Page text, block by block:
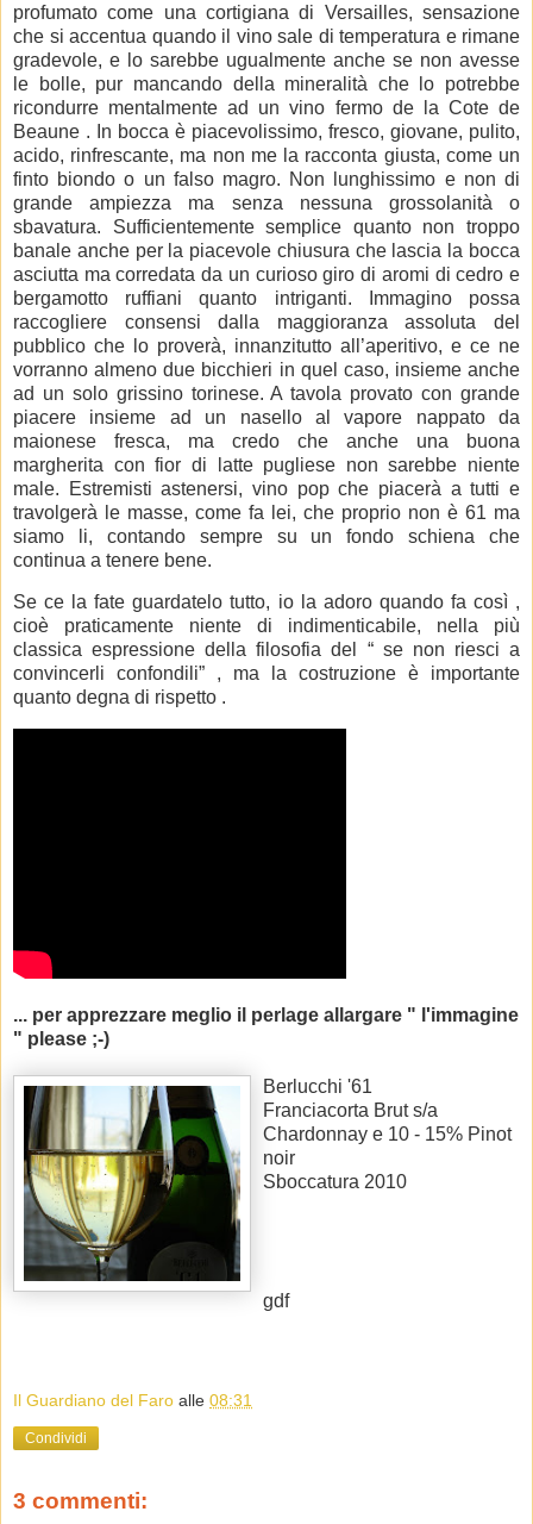
profumato come una cortigiana di Versailles, sensazione
che si accentua quando il vino sale di temperatura e rimane
gradevole, e lo sarebbe ugualmente anche se non avesse
le bolle, pur mancando della mineralità che lo potrebbe
ricondurre mentalmente ad un vino fermo de
la Cotede
Beaune . In bocca è piacevolissimo, fresco, giovane, pulito,
acido, rinfrescante, ma non me la racconta giusta, come un
finto biondo o un falso magro. Non lunghissimo e non di
grande ampiezza ma senza nessuna grossolanità o
sbavatura. Sufficientemente semplice quanto non troppo
banale anche per la piacevole chiusura che lascia la bocca
asciutta ma corredata da un curioso giro di aromi di cedro e
bergamotto ruffiani quanto intriganti. Immagino possa
raccogliere consensi dalla maggioranza assoluta del
pubblico che lo proverà, innanzitutto all’aperitivo, e ce ne
vorranno almeno due bicchieri in quel caso, insieme anche
ad un solo grissino torinese. A tavola provato con grande
piacere insieme ad un nasello al vapore nappato da
maionese fresca, ma credo che anche una buona
margherita con fior di latte pugliese non sarebbe niente
male. Estremisti astenersi, vino pop che piacerà a tutti e
travolgerà le masse, come fa lei, che proprio non è 61 ma
siamo li, contando sempre su un fondo schiena che
continua a tenere bene.
Se ce la fate guardatelo tutto, io la adoro quando fa così ,
cioè praticamente niente di indimenticabile, nella più
classica espressione della filosofia del “ se non riesci a
convincerli confondili” , ma la costruzione è importante
quanto degna di rispetto .
... per apprezzare meglio il perlage allargare " l'immagine
" please ;-)
Berlucchi '61
Franciacorta Brut s/a
Chardonnay e 10 - 15% Pinot
noir
Sboccatura 2010
gdf
Il Guardiano del Faro alle 08:31
Condividi
3 commenti: